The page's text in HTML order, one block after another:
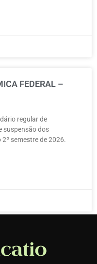
FEDERAL –
regular de
suspensão dos
semestre de 2026.